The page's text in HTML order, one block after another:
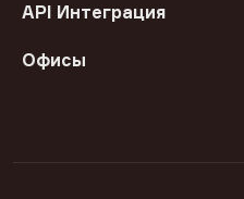
API Интеграция
Офисы